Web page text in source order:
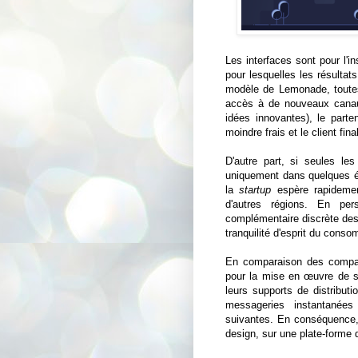
Les interfaces sont pour
pour lesquelles les
modèle de Lemonade,
accès à de nouveaux
idées innovantes), le
moindre frais et le client
D'autre part, si seules les
uniquement dans quelques
lastartup espère
d'autres régions. En
complémentaire discrète
tranquilité d'esprit du
En comparaison des
pour la mise en œuvre de
leurs supports de
messageries
suivantes. En
design, sur une plate-forme